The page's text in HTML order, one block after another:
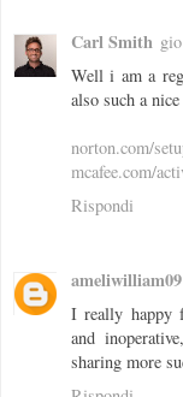
Carl Smith
Well i am a
also such a
norton.com/
mcafee.com/
Rispondi
ameliwilliam09
I really happy
and
sharing more